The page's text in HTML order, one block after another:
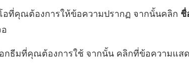
อที่คุณต้องการให้ข้อความปรากฏ จากนั้นคลิก ชื่
อกธีมที่คุณต้องการใช้ จากนั้น คลิกที่ข้อความแส